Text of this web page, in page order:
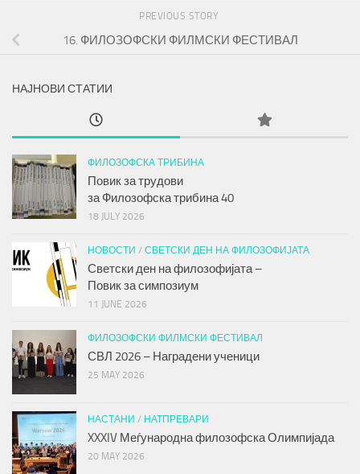
PREVIOUS STORY
16. ФИЛОЗОФСКИ ФИЛМСКИ ФЕСТИВАЛ
НАЈНОВИ СТАТИИ
ФИЛОЗОФСКА ТРИБИНА
Повик за трудови
заФилозофска трибина40
18 JULY 2026
НОВОСТИ / СВЕТСКИ ДЕН НА ФИЛОЗОФИЈАТА
Светски ден на филозофијата –
Повик за симпозиум
11 JUNE 2026
ФИЛОЗОФСКИ ФИЛМСКИ ФЕСТИВАЛ
СВЛ 2026 – Наградени ученици
25 MAY 2026
НАСТАНИ / НАТПРЕВАРИ
XXXIV Меѓународна филозофска Олимпијада
20 MAY 2026